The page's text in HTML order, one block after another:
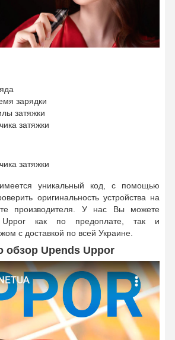
зарядки
затяжки
затяжки
затяжки
уникальный код, с помощью
оригинальность устройства на
производителя. У нас Вы можете
Uppor как по предоплате, так и
с доставкой по всей Украине.
обзор Upends Uppor